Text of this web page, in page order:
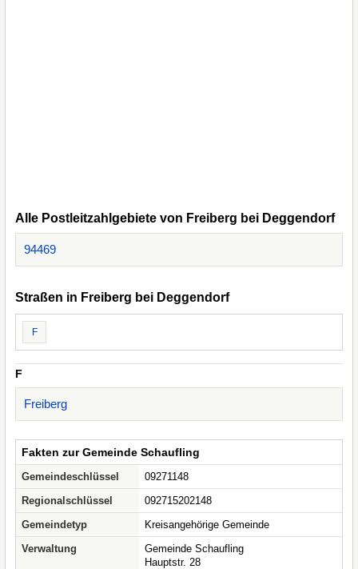
Alle Postleitzahlgebiete von Freiberg bei Deggendorf
94469
Straßen in Freiberg bei Deggendorf
F
F
Freiberg
Fakten zur Gemeinde Schaufling
Gemeindeschlüssel
09271148
Regionalschlüssel
092715202148
Gemeindetyp
Kreisangehörige Gemeinde
Verwaltung
Gemeinde Schaufling
Hauptstr. 28